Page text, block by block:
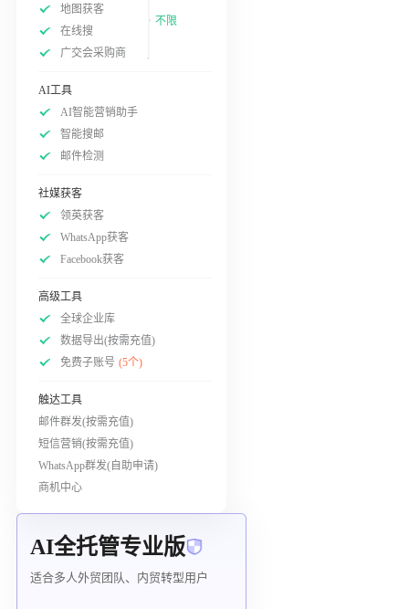
地图获客
在线搜
广交会采购商
不限
AI工具
AI智能营销助手
智能搜邮
邮件检测
社媒获客
领英获客
WhatsApp获客
Facebook获客
高级工具
全球企业库
数据导出(按需充值)
免费子账号 (5个)
触达工具
邮件群发(按需充值)
短信营销(按需充值)
WhatsApp群发(自助申请)
商机中心
AI全托管专业版
适合多人外贸团队、内贸转型用户